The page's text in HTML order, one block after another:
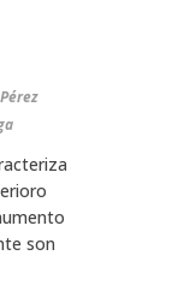
son